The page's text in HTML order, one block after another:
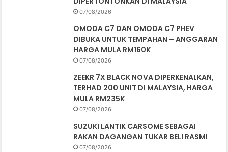
07/08/2026
OMODA C7 DAN OMODA C7 PHEV
DIBUKA UNTUK TEMPAHAN – ANGGARAN
HARGA MULA RM160K
07/08/2026
ZEEKR 7X BLACK NOVA DIPERKENALKAN,
TERHAD 200 UNIT DI MALAYSIA, HARGA
MULA RM235K
07/08/2026
SUZUKI LANTIK CARSOME SEBAGAI
RAKAN DAGANGAN TUKAR BELI RASMI
07/08/2026